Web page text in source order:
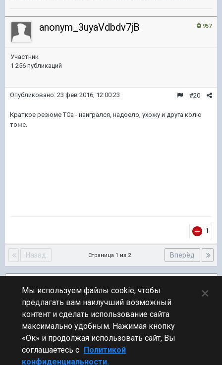
957
anonym_3uyaVdbdv7jB
Участник
1 256 публикаций
#20
Опубликовано: 23 фев 2016, 12:00:23
Краткое резюме ТСа - наигрался, надоело, ухожу и друга колю
тоже.
1
Назад Вперёд
Страница 1 из 2
ПЕРЕЙТИ К СПИСКУ ТЕМ
Фидбек
Стиль
Мы используем файлы cookie, чтобы
предлагать вам наилучший возможный
контент и сделать использование сайта
максимально удобным. Нажимая кнопку
«Ок» и продолжая использовать сайт, Вы
соглашаетесь с Политикой
конфиденциальности.
×